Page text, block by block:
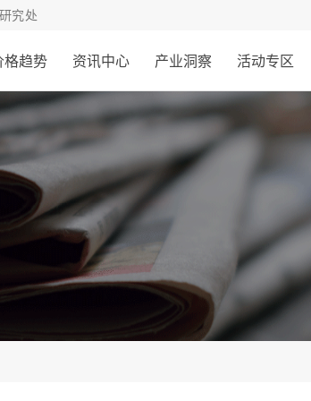
究处
格趋势 资讯中心 产业洞察 活动专区